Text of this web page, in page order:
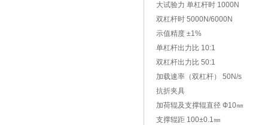
大试验力 单杠杆时 1000N
双杠杆时 5000N/6000N
示值精度 ±1%
单杠杆出力比 10:1
双杠杆出力比 50:1
加载速率（双杠杆） 50N/s
抗折夹具
加荷辊及支撑辊直径 Ф10㎜
支撑辊距 100±0.1㎜